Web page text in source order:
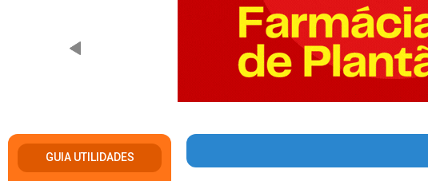
GUIA UTILIDADES